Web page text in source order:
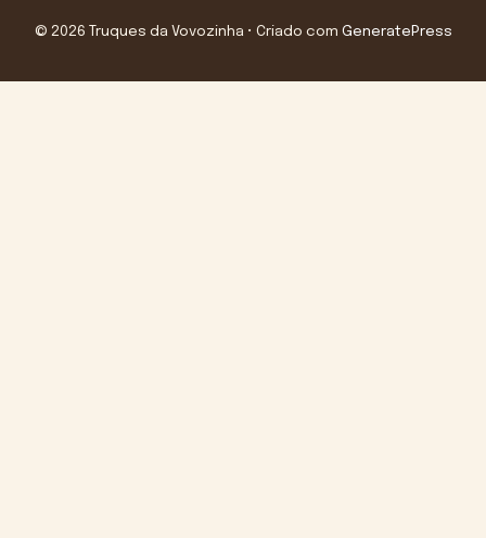
© 2026 Truques da Vovozinha • Criado com GeneratePress